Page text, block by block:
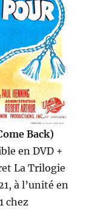
Back)
en DVD +
La Trilogie
à l’unité en
chez